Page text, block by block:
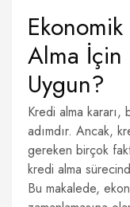
Alma İçin
Uygun?
Kredi alma kararı,
adımdır. Ancak,
gereken birçok
kredi alma
Bu makalede,